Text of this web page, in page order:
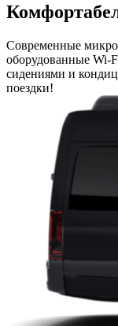
Современные
оборудованные Wi-
сидениями и
поездки!